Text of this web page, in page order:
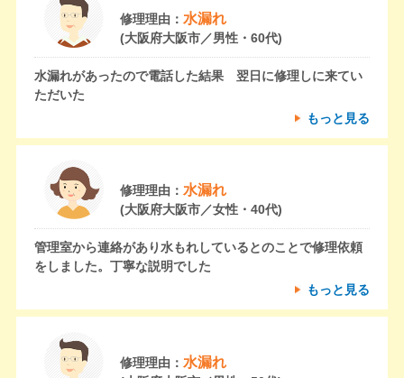
修理理由： 水漏れ
(大阪府大阪市／男性・60代)
水漏れがあったので電話した結果 翌日に修理しに来てい
ただいた
もっと見る
修理理由： 水漏れ
(大阪府大阪市／女性・40代)
管理室から連絡があり水もれしているとのことで修理依頼
をしました。丁寧な説明でした
もっと見る
修理理由： 水漏れ